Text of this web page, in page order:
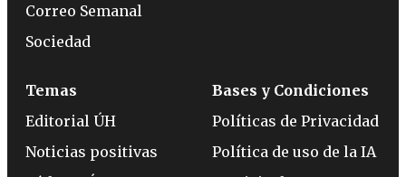
Correo Semanal
Sociedad
Temas
Editorial ÚH
Noticias positivas
Bases y Condiciones
Políticas de Privacidad
Política de uso de la IA